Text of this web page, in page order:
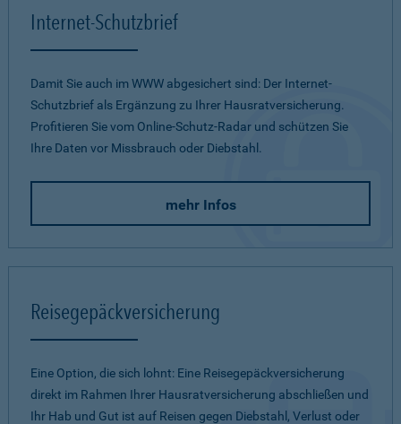
Internet-Schutzbrief
Damit Sie auch im WWW abgesichert sind: Der Internet-
Schutzbrief als Ergänzung zu Ihrer Hausratversicherung.
Profitieren Sie vom Online-Schutz-Radar und schützen Sie
Ihre Daten vor Missbrauch oder Diebstahl.
mehr Infos
Reisegepäckversicherung
Eine Option, die sich lohnt: Eine Reisegepäckversicherung
direkt im Rahmen Ihrer Hausratversicherung abschließen und
Ihr Hab und Gut ist auf Reisen gegen Diebstahl, Verlust oder